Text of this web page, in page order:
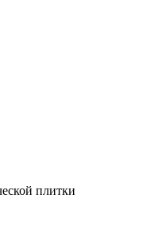
плитки